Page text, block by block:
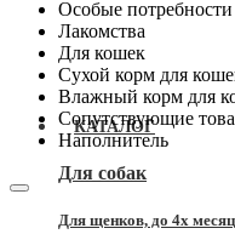
Особые потребности
Лакомства
Для кошек
Сухой корм для
Влажный корм для
Сопутствующие
Наполнитель
КАТАЛОГ
Для собак
Для щенков, до 4x